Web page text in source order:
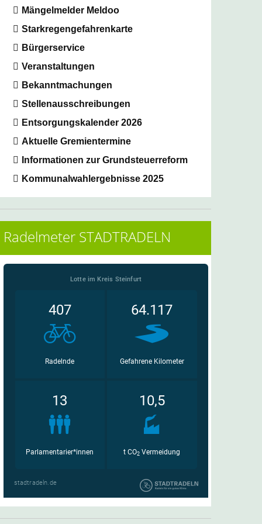
Mängelmelder Meldoo
Starkregengefahrenkarte
Bürgerservice
Veranstaltungen
Bekanntmachungen
Stellenausschreibungen
Entsorgungskalender 2026
Aktuelle Gremientermine
Informationen zur Grundsteuerreform
Kommunalwahlergebnisse 2025
Radelmeter STADTRADELN